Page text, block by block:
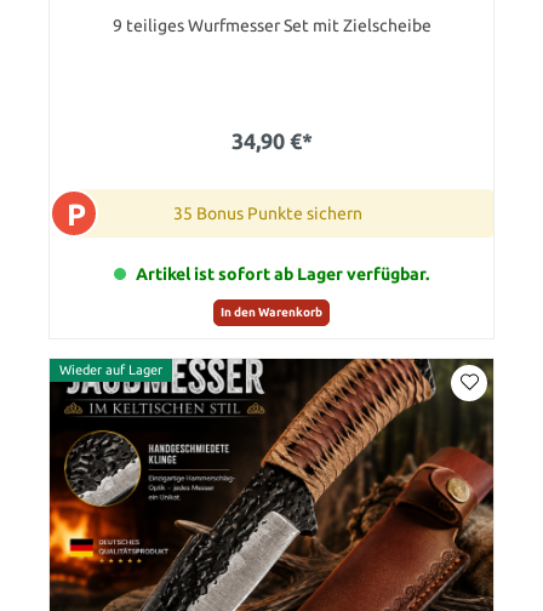
9 teiliges Wurfmesser Set mit Zielscheibe
34,90 €*
P 35 Bonus Punkte sichern
Artikel ist sofort ab Lager verfügbar.
In den Warenkorb
Wieder auf Lager